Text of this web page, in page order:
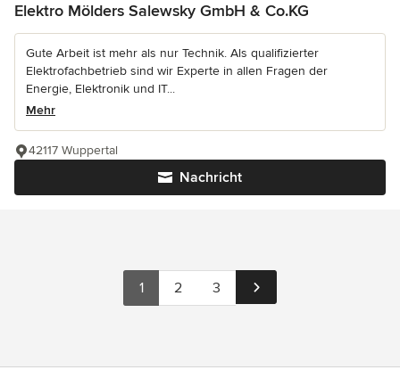
Elektro Mölders Salewsky GmbH & Co.KG
Gute Arbeit ist mehr als nur Technik. Als qualifizierter
Elektrofachbetrieb sind wir Experte in allen Fragen der
Energie, Elektronik und IT...
Mehr
Nachricht
42117 Wuppertal
1 2 3